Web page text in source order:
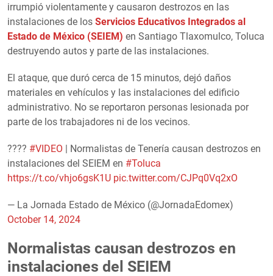
irrumpió violentamente y causaron destrozos en las
instalaciones de los Servicios Educativos Integrados al
Estado de México (SEIEM) en Santiago Tlaxomulco, Toluca
destruyendo autos y parte de las instalaciones.
El ataque, que duró cerca de 15 minutos, dejó daños
materiales en vehículos y las instalaciones del edificio
administrativo. No se reportaron personas lesionada por
parte de los trabajadores ni de los vecinos.
???? #VIDEO | Normalistas de Tenería causan destrozos en
instalaciones del SEIEM en #Toluca
https://t.co/vhjo6gsK1U pic.twitter.com/CJPq0Vq2xO
— La Jornada Estado de México (@JornadaEdomex)
October 14, 2024
Normalistas causan destrozos en
instalaciones del SEIEM